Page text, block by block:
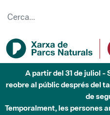
Fins al desembre de
Afectacions a la llera del
obres de construcció